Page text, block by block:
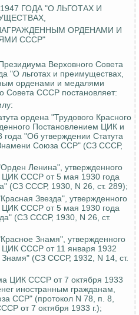
ГОДА "О ЛЬГОТАХ И
ОРДЕНАМИ И
СССР"
Верховного Совета
"О льготах и преимуществах,
орденами и медалями
Совета СССР постановляет:
ордена "Трудового Красного
Постановлением ЦИК и
"Об утверждении Статута
Союза ССР" (СЗ СССР,
Ленина", утвержденного
СССР от 5 мая 1930 года
(СЗ СССР, 1930, N 26, ст. 289);
Звезда", утвержденного
СССР от 5 мая 1930 года
(СЗ СССР, 1930, N 26, ст.
Знамя", утвержденного
СССР от 11 января 1932
Знамя" (СЗ СССР, 1932, N 14, ст.
ЦИК СССР от 7 октября 1933
иностранным гражданам,
ССР" (протокол N 78, п. 8,
от 7 октября 1933 г.);